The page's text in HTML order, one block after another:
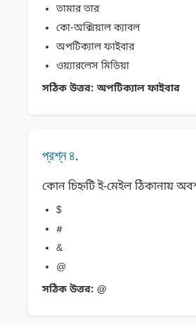
তামার তার
কো-অক্সিয়াল ক্যাবল
অপটিক্যাল ফাইবার
ওয়্যারলেস মিডিয়া
সঠিক উত্তর: অপটিক্যাল ফাইবার
প্রশ্ন ৪.
কোন চিহ্নটি ই-মেইল ঠিকানায়
$
#
&
@
সঠিক উত্তর: @